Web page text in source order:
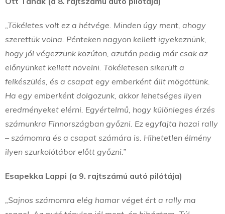
„Tökéletes volt ez a hétvége. Minden úgy ment, ahogy
szerettük volna. Pénteken nagyon kellett igyekeznünk,
hogy jól végezzünk közúton, azután pedig már csak az
előnyünket kellett növelni. Tökéletesen sikerült a
felkészülés, és a csapat egy emberként állt mögöttünk.
Ha egy emberként dolgozunk, akkor lehetséges ilyen
eredményeket elérni. Egyértelmű, hogy különleges érzés
számunkra Finnországban győzni. Ez egyfajta hazai rally
– számomra és a csapat számára is. Hihetetlen élmény
ilyen szurkolótábor előtt győzni.”
Esapekka Lappi (a 9. rajtszámú autó pilótája)
„Sajnos számomra elég hamar véget ért a rally ma